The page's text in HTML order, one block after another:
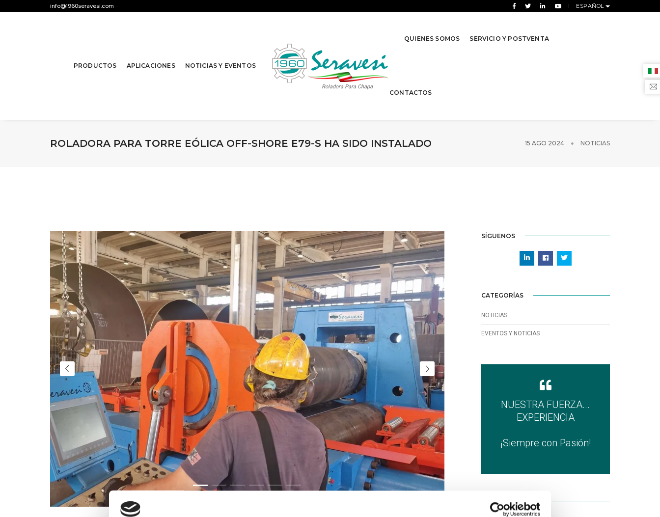
info@1960seravesi.com ESPAÑOL
Roladora Para Chapa
PRODUCTOS APLICACIONES NOTICIAS Y EVENTOS
QUIENES SOMOS SERVICIO Y POSTVENTA
CONTACTOS
ROLADORA PARA TORRE EÓLICA OFF-SHORE E79-S HA SIDO INSTALADO 15 AGO 2024 NOTICIAS
SÍGUENOS
CATEGORÍAS
NOTICIAS
EVENTOS Y NOTICIAS
NUESTRA FUERZA...
EXPERIENCIA
¡Siempre con Pasión!
ÚLTIMAS NOTICIAS